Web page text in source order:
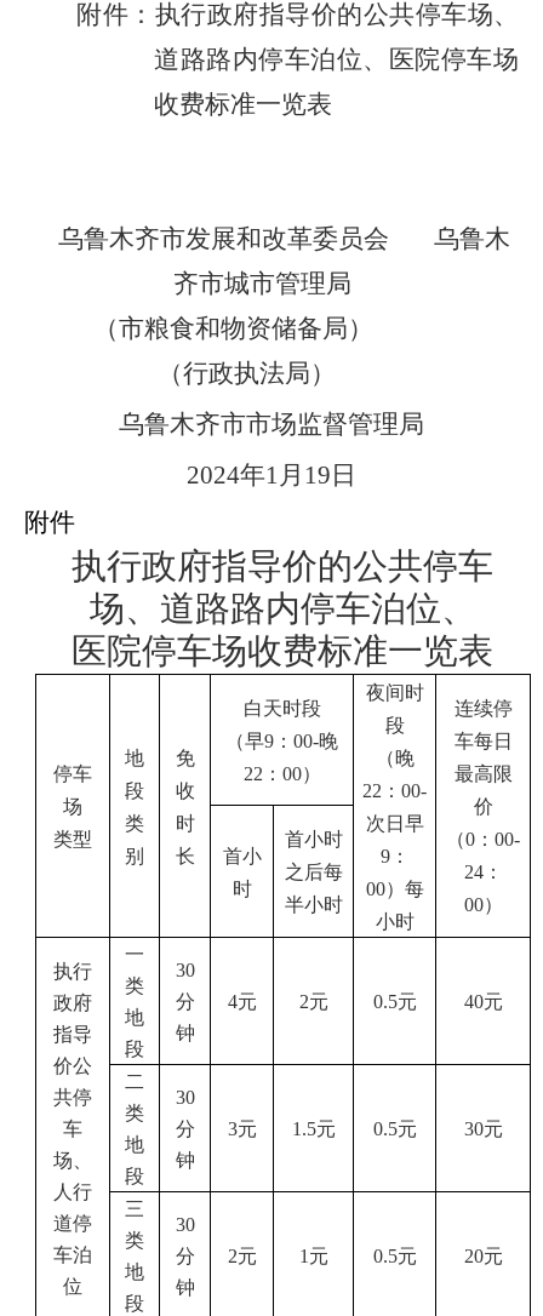
附件：执行政府指导价的公共停车场、
道路路内停车泊位、医院停车场
收费标准一览表
乌鲁木齐市发展和改革委员会
乌鲁木
齐市城市管理局
（市粮食和物资储备局）
（行政执法局）
乌鲁木齐市市场监督管理局
2024年1月 19 日
附件
执行政府指导价的公共停车
场、道路路内停车泊位、
医院停车场收费标准一览表
停车
场
类型
地
段
类
别
免
收
时
长
白天时段
（早9 ： 00-晚
22 ： 00）
夜间时
段
（晚
22 ： 00-
次日早
9：
00）每
小时
连续停
车每日
最高限
价
（0 ： 00-
24：
00）
首小
时
首小时
之后每
半小时
执行
政府
指导
价公
共停
车
场、
人行
道停
车泊
位
一
类
地
段
30
分
钟
4元 2元 0.5元 40元
二
类
地
段
30
分
钟
3元 1.5元 0.5元 30元
三
类
地
段
30
分
钟
2元 1 元 0.5元 20元